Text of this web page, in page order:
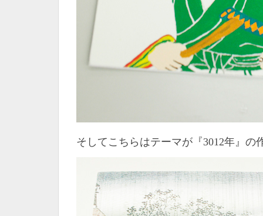
そしてこちらはテーマが『3012年』の